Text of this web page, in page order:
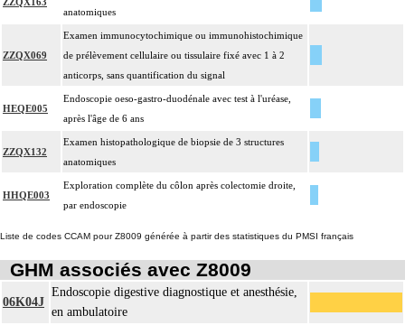
anatomiques
ZZQX069
Examen immunocytochimique ou immunohistochimique
de prélèvement cellulaire ou tissulaire fixé avec 1 à 2
anticorps, sans quantification du signal
HEQE005
Endoscopie oeso-gastro-duodénale avec test à l'uréase,
après l'âge de 6 ans
ZZQX132
Examen histopathologique de biopsie de 3 structures
anatomiques
HHQE003
Exploration complète du côlon après colectomie droite,
par endoscopie
Liste de codes CCAM pour Z8009 générée à partir des statistiques du PMSI français
GHM associés avec Z8009
06K04J
Endoscopie digestive diagnostique et anesthésie,
en ambulatoire